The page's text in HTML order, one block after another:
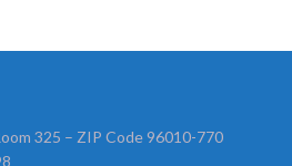
325 – ZIP Code 96010-770